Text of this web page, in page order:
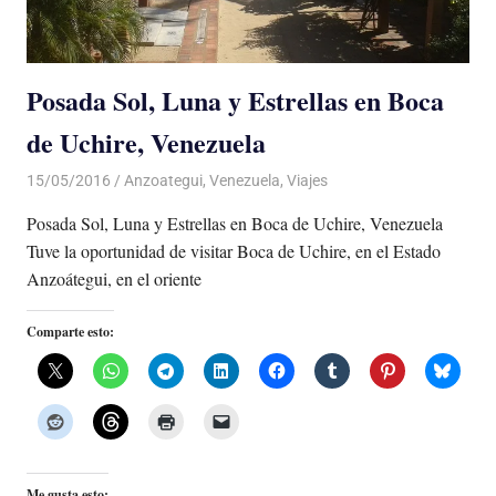
Posada Sol, Luna y Estrellas en Boca
de Uchire, Venezuela
15/05/2016 Luis Castellanos
Anzoategui, Venezuela, Viajes
Posada Sol, Luna y Estrellas en Boca de Uchire, Venezuela
Tuve la oportunidad de visitar Boca de Uchire, en el Estado
Anzoátegui, en el oriente
Comparte esto: